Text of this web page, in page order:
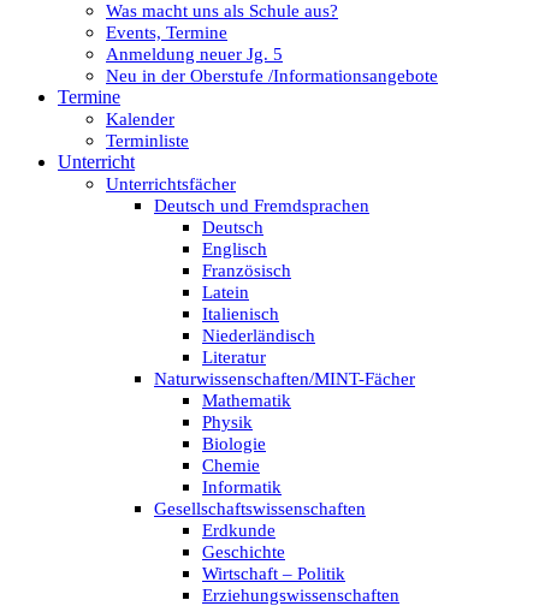
Was macht uns als Schule aus?
Events, Termine
Anmeldung neuer Jg. 5
Neu in der Oberstufe /Informationsangebote
Termine
Kalender
Terminliste
Unterricht
Unterrichtsfächer
Deutsch und Fremdsprachen
Deutsch
Englisch
Französisch
Latein
Italienisch
Niederländisch
Literatur
Naturwissenschaften/MINT-Fächer
Mathematik
Physik
Biologie
Chemie
Informatik
Gesellschaftswissenschaften
Erdkunde
Geschichte
Wirtschaft – Politik
Erziehungswissenschaften